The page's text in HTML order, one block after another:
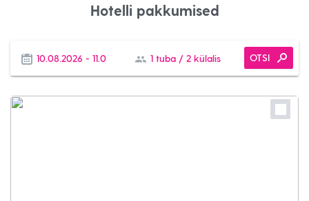
Hotelli pakkumised
OTSI